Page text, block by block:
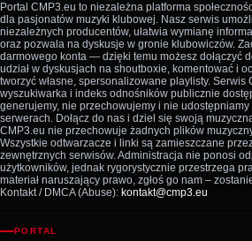
Portal CMP3.eu to niezależna platforma
dla pasjonatów muzyki klubowej. Nasz serwis
niezależnych producentów, ułatwia wymianę
oraz pozwala na dyskusje w gronie klubowiczów.
darmowego konta — dzięki temu możesz dołączyć
udział w dyskusjach na shoutboxie, komentować i
tworzyć własne, spersonalizowane playlisty. Serwis
wyszukiwarka i indeks odnośników publicznie
generujemy, nie przechowujemy i nie udostępniamy
serwerach. Dołącz do nas i dziel się swoją
CMP3.eu nie przechowuje żadnych plików
Wszystkie odtwarzacze i linki są zamieszczane
zewnętrznych serwisów. Administracja nie ponosi
użytkowników, jednak rygorystycznie przestrzega
materiał naruszający prawo, zgłoś go nam –
Kontakt / DMCA (Abuse): kontakt@cmp3.eu
PORTAL